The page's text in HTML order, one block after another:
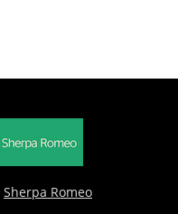
Sherpa Romeo